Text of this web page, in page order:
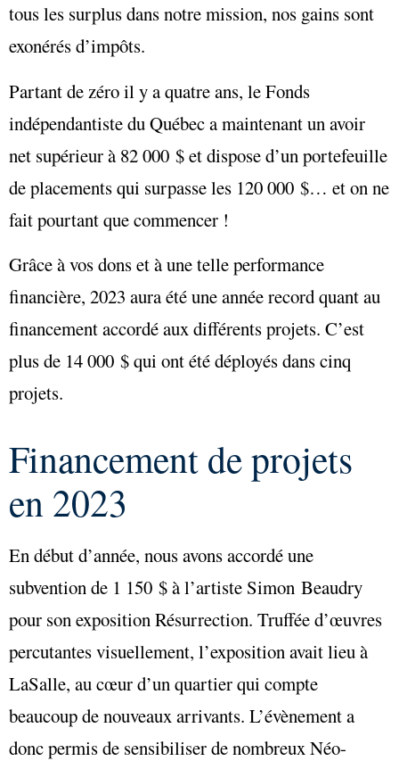
tous les surplus dans notre mission, nos gains sont
exonérés d’impôts.
Partant de zéro il y a quatre ans, le Fonds
indépendantiste du Québec a maintenant un avoir
net supérieur à 82 000 $ et dispose d’un portefeuille
de placements qui surpasse les 120 000 $… et on ne
fait pourtant que commencer !
Grâce à vos dons et à une telle performance
financière, 2023 aura été une année record quant au
financement accordé aux différents projets. C’est
plus de 14 000 $ qui ont été déployés dans cinq
projets.
Financement de projets
en 2023
En début d’année, nous avons accordé une
subvention de 1 150 $ à l’artiste Simon Beaudry
pour son exposition Résurrection. Truffée d’œuvres
percutantes visuellement, l’exposition avait lieu à
LaSalle, au cœur d’un quartier qui compte
beaucoup de nouveaux arrivants. L’évènement a
donc permis de sensibiliser de nombreux Néo-